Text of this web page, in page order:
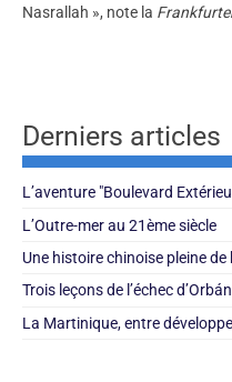
Nasrallah », note la
Derniers articles
L’aventure "Boulevard
L’Outre-mer au 21ème siècle
Une histoire chinoise pleine
Trois leçons de l’échec
La Martinique, entre